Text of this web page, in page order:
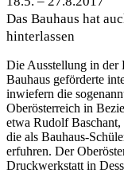
Das Bauhaus hat
hinterlassen
Die Ausstellung in der
Bauhaus geförderte
inwiefern die
Oberösterreich in
etwa Rudolf Baschant,
die als Bauhaus-
erfuhren. Der
Druckwerkstatt in